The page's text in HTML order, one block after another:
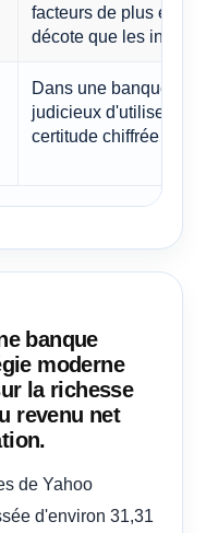
facteurs de plus en
décote que les
Dans une banque
judicieux d'utiliser
certitude chiffrée
banque
moderne
la richesse
revenu net
de Yahoo
d'environ 31,31